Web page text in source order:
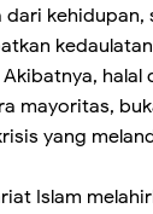
dari kehidupan,
halal
mayoritas,
yang
Islam